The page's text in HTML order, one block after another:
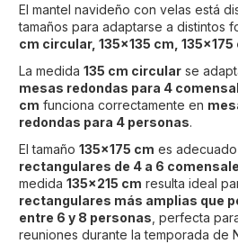
El mantel navideño con velas está
tamaños para adaptarse a distintos
cm circular, 135x135 cm, 135x175
La medida 135 cm circular se
mesas redondas para 4
cm funciona correctamente en
redondas para 4 personas.
El tamaño 135x175 cm es
rectangulares de 4 a 6
medida 135x215 cm resulta ideal
rectangulares más amplias que
entre 6 y 8 personas , perfecta
reuniones durante la temporada de